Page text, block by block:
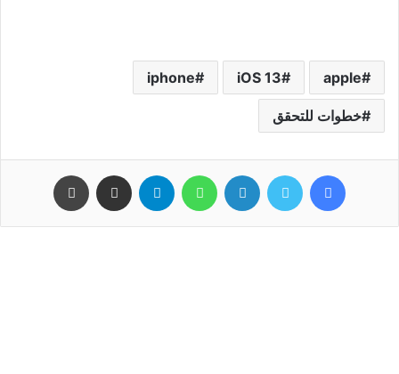
apple
iOS 13
iphone
خطوات للتحقق
فيسبوك تويتر لينكدإن واتساب تيلقرام مشاركة عبر البريد